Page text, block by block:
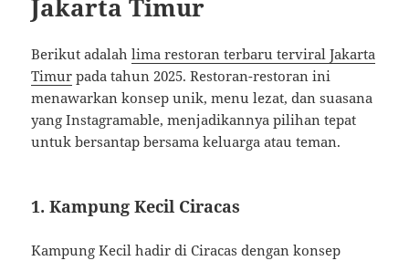
Jakarta Timur
Berikut adalahlima restoran terbaru terviral Jakarta
Timur pada tahun 2025. Restoran-restoran ini
menawarkan konsep unik, menu lezat, dan suasana
yang Instagramable, menjadikannya pilihan tepat
untuk bersantap bersama keluarga atau teman.
1.Kampung Kecil Ciracas
Kampung Kecil hadir di Ciracas dengan konsep